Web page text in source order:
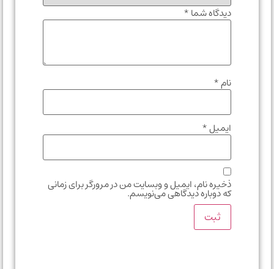
دیدگاه شما*
ایمیل*
ذخیره نام، ایمیل و وبسایت من در مرورگر برای زمانی
که دوباره دیدگاهی می‌نویسم.